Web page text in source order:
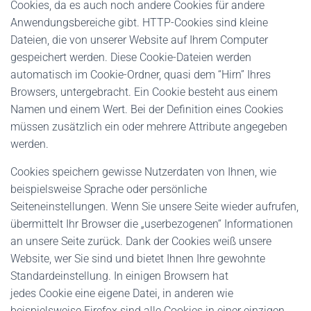
Cookies, da es auch noch andere Cookies für andere
Anwendungsbereiche gibt. HTTP-Cookies sind kleine
Dateien, die von unserer Website auf Ihrem Computer
gespeichert werden. Diese Cookie-Dateien werden
automatisch im Cookie-Ordner, quasi dem “Hirn” Ihres
Browsers, untergebracht. Ein Cookie besteht aus einem
Namen und einem Wert. Bei der Definition eines Cookies
müssen zusätzlich ein oder mehrere Attribute angegeben
werden.
Cookies speichern gewisse Nutzerdaten von Ihnen, wie
beispielsweise Sprache oder persönliche
Seiteneinstellungen. Wenn Sie unsere Seite wieder aufrufen,
übermittelt Ihr Browser die „userbezogenen“ Informationen
an unsere Seite zurück. Dank der Cookies weiß unsere
Website, wer Sie sind und bietet Ihnen Ihre gewohnte
Standardeinstellung. In einigen Browsern hat
jedes Cookie eine eigene Datei, in anderen wie